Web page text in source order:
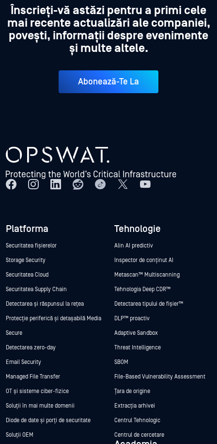
Înscrieți-vă astăzi pentru a primi cele
mai recente actualizări ale companiei,
povești, informații despre evenimente
și multe altele.
Abonează-Te La
Platforma
Securitatea fișierelor
Storage Security
Securitatea Cloud
Securitatea Supply Chain
Detectarea și răspunsul la rețea
Protecție periferică și detașabilă Media
Secure
Detectarea zero-day
Email Security
Managed File Transfer
OT și sisteme ciber-fizice
Soluții în mai multe domenii
Diode de date și porți de securitate
Soluții OEM
Tehnologie
Alin AI predictiv
Inspector de conținut AI
Metascan™ Multiscanning
Tehnologia Deep CDR™
Detectarea tipului de fișier™
DLP™ proactiv
Adaptive Sandbox
Threat Intelligence
SBOM
File-Based Vulnerability Assessment
Țara de origine
Extracția arhivei
Centrul Tehnologic
Centrul de cercetare